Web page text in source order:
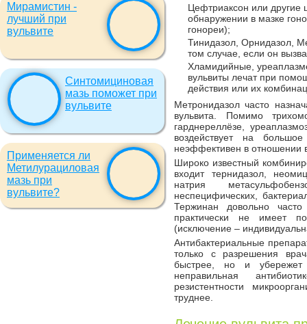
Цефтриаксон или
обнаружении в мазке
гонореи);
Тинидазол, Орнидазол,
том случае, если он
Хламидийные,
вульвиты лечат при
действия или их
Метронидазол часто
вульвита. Помимо
гарднереллёзе,
воздействует на
неэффективен в отношении
Широко известный
входит тернидазол,
натрия
неспецифических,
Тержинан довольно часто
практически не имеет
(исключение –
Антибактериальные
только с разрешения
быстрее, но и
неправильная
резистентности
труднее.
Мирамистин -
лучший при
вульвите
Синтомициновая
мазь поможет при
вульвите
Применяется ли
Метилурациловая
мазь при
вульвите?